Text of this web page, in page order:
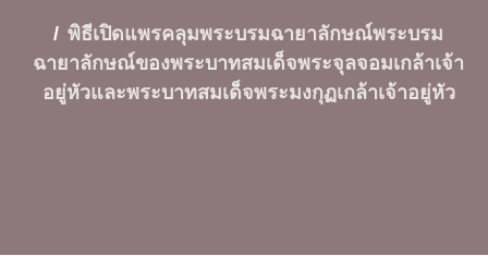
พิธีเปิดแพรคลุมพระบรมฉายาลักษณ์พระบรม
ฉายาลักษณ์ของพระบาทสมเด็จพระจุลจอมเกล้าเจ้า
อยู่หัวและพระบาทสมเด็จพระมงกุฏเกล้าเจ้าอยู่หัว